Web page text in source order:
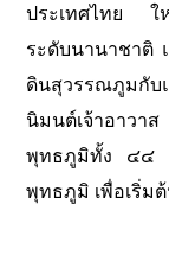
ประเทศไทย ให่
ระดับนานาชาติ
ดินสุวรรณภูมกั
นิมนต์เจ้าอาวา
พุทธภูมิทั้ง ๔๔
พุทธภูมิ เพื่อเริ่ม